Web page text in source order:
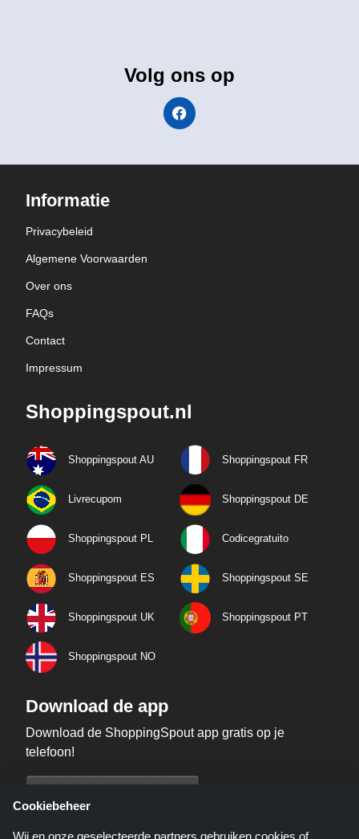
Volg ons op
Informatie
Privacybeleid
Algemene Voorwaarden
Over ons
FAQs
Contact
Impressum
Shoppingspout.nl
Shoppingspout AU Shoppingspout FR
Livrecupom Shoppingspout DE
Shoppingspout PL Codicegratuito
Shoppingspout ES Shoppingspout SE
Shoppingspout UK Shoppingspout PT
Shoppingspout NO
Download de app
Download de ShoppingSpout app gratis op je
telefoon!
Cookiebeheer
Wij en onze geselecteerde partners gebruiken cookies of